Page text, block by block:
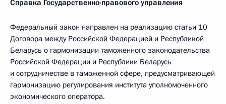
Справка Государственно-правового управления
Федеральный закон направлен на реализацию статьи 10
Договора между Российской Федерацией и Республикой
Беларусь о гармонизации таможенного законодательства
Российской Федерации и Республики Беларусь
и сотрудничестве в таможенной сфере, предусматривающей
гармонизацию регулирования института уполномоченного
экономического оператора.